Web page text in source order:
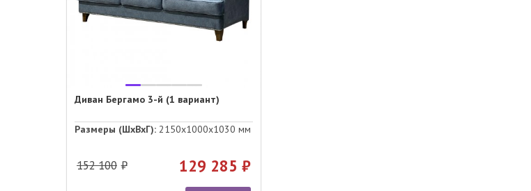
Диван Бергамо 3-й (1 вариант)
Размеры (ШхВхГ):2150x1000x1030 мм
152 100 129 285